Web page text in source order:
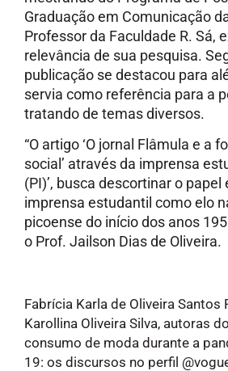
Graduação em Comunicação
Professor da Faculdade R. Sá,
relevância de sua pesquisa.
publicação se destacou para
servia como referência para a
tratando de temas diversos.
“O artigo ‘O jornal Flâmula e a
social’ através da imprensa
(PI)’, busca descortinar o papel
imprensa estudantil como elo
picoense do início dos anos
o Prof. Jailson Dias de Oliveira.
Fabrícia Karla de Oliveira Santos
Karollina Oliveira Silva, autoras
consumo de moda durante a
19: os discursos no perfil